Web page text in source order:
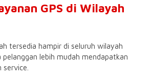
GPS di Wilayah
tersedia hampir di seluruh wilayah
pelanggan lebih mudah mendapatkan